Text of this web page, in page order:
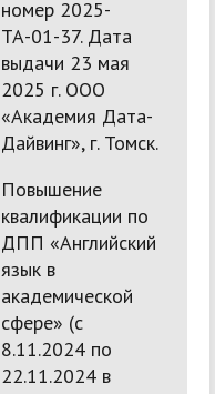
номер 2025-
ТА-01-37. Дата
выдачи 23 мая
2025 г. ООО
«Академия Дата-
Дайвинг», г. Томск.
Повышение
квалификации по
ДПП «Английский
язык в
академической
сфере» (с
8.11.2024 по
22.11.2024 в